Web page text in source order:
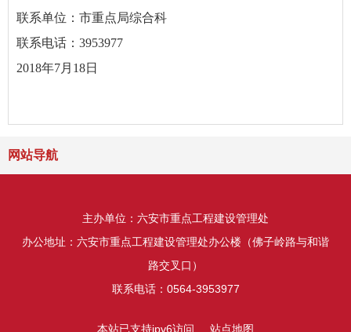
联系单位：市重点局综合科
联系电话：3953977
2018年7月18日
网站导航
主办单位：六安市重点工程建设管理处
办公地址：六安市重点工程建设管理处办公楼（佛子岭路与和谐
路交叉口）
联系电话：0564-3953977
本站已支持ipv6访问 站点地图